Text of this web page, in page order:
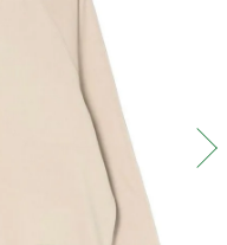
アンダーウェアMEN
ファッショングッズ
ファッショングッズ
ファッショングッズ